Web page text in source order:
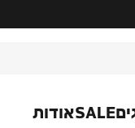
SALEאודות